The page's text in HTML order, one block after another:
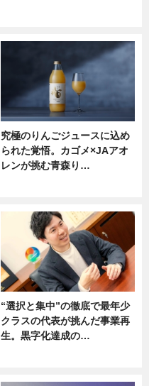
究極のりんごジュースに込め
られた覚悟。カゴメ×JAアオ
レンが挑む青森り…
“選択と集中”の徹底で最年少
クラスの代表が挑んだ事業再
生。黒字化達成の…